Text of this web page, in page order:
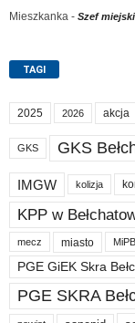
Mieszkanka - Szef
TAGI
2025 2026 akcja
GKS GKS
IMGW kolizja
KPP w
mecz miasto
PGE GiEK Skra
PGE SKRA